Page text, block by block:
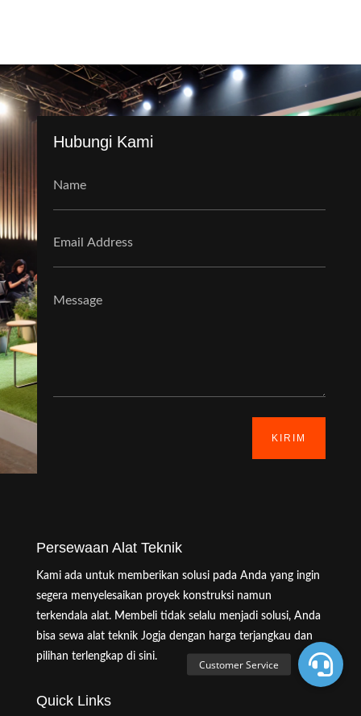
Hubungi Kami
KIRIM
Persewaan Alat Teknik
Kami ada untuk memberikan solusi pada Anda yang ingin
segera menyelesaikan proyek konstruksi namun
terkendala alat. Membeli tidak selalu menjadi solusi, Anda
bisa sewa alat teknik Jogja dengan harga terjangkau dan
pilihan terlengkap di sini.
Quick Links